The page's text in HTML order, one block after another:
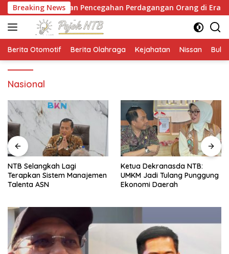
Langsung
ke
konten
Breaking NewsPencegahan Perdagangan Orang di Era Digital
Berita Otomotif Berita Olahraga Kejahatan Nissan
Nasional
NTB Selangkah Lagi
Terapkan Sistem Manajemen
Talenta ASN
Ketua Dekranasda NTB:
UMKM Jadi Tulang Punggung
Ekonomi Daerah